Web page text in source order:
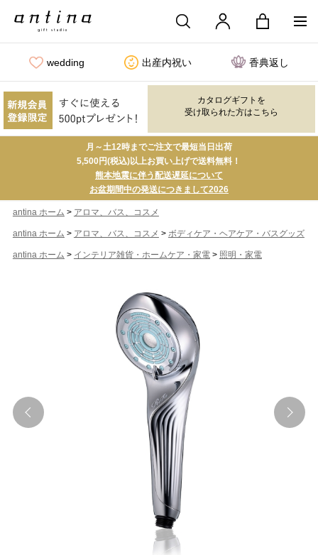
wedding 出産内祝い 香典返し
カタログギフトを
受け取られた方はこちら
月～土12時までご注文で最短当日出荷
5,500円(税込)以上お買い上げで送料無料！
熊本地震に伴う配送遅延について
お盆期間中の発送につきまして2026
antina ホーム > アロマ、バス、コスメ
antina ホーム > アロマ、バス、コスメ > ボディケア・ヘアケア・バスグッズ
antina ホーム > インテリア雑貨・ホームケア・家電> 照明・家電